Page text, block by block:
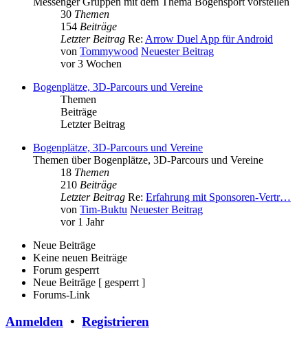
30 Themen
154 Beiträge
Letzter Beitrag Re: Arrow Duel App für Android
von Tommywood Neuester Beitrag
vor 3 Wochen
Bogenplätze, 3D-Parcours und Vereine
Themen
Beiträge
Letzter Beitrag
Bogenplätze, 3D-Parcours und Vereine
Themen über Bogenplätze, 3D-Parcours und Vereine
18 Themen
210 Beiträge
Letzter Beitrag Re: Erfahrung mit Sponsoren-Vertr…
von Tim-Buktu Neuester Beitrag
vor 1 Jahr
Neue Beiträge
Keine neuen Beiträge
Forum gesperrt
Neue Beiträge [ gesperrt ]
Forums-Link
Anmelden • Registrieren